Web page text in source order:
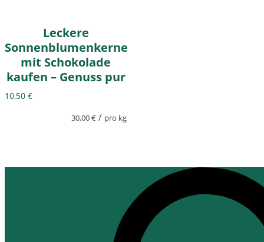
Leckere
Sonnenblumenkerne
mit Schokolade
kaufen – Genuss pur
10,50 €
30,00€ / pro kg